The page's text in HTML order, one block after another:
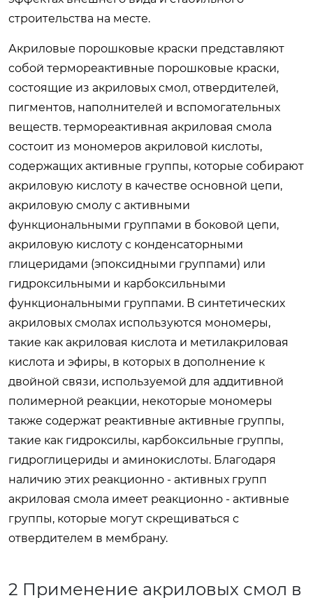
строительства на месте.
Акриловые порошковые краски представляют
собой термореактивные порошковые краски,
состоящие из акриловых смол, отвердителей,
пигментов, наполнителей и вспомогательных
веществ. термореактивная акриловая смола
состоит из мономеров акриловой кислоты,
содержащих активные группы, которые собирают
акриловую кислоту в качестве основной цепи,
акриловую смолу с активными
функциональными группами в боковой цепи,
акриловую кислоту с конденсаторными
глицеридами (эпоксидными группами) или
гидроксильными и карбоксильными
функциональными группами. В синтетических
акриловых смолах используются мономеры,
такие как акриловая кислота и метилакриловая
кислота и эфиры, в которых в дополнение к
двойной связи, используемой для аддитивной
полимерной реакции, некоторые мономеры
также содержат реактивные активные группы,
такие как гидроксилы, карбоксильные группы,
гидроглицериды и аминокислоты. Благодаря
наличию этих реакционно - активных групп
акриловая смола имеет реакционно - активные
группы, которые могут скрещиваться с
отвердителем в мембрану.
2 Применение акриловых смол в